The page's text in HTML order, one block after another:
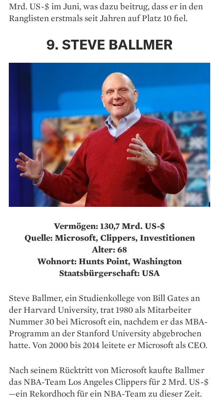
Mrd. US-$ im Juni, was dazu beitrug, dass er in den
Ranglisten erstmals seit Jahren auf Platz 10 fiel.
9. STEVE BALLMER
Vermögen: 130,7 Mrd. US-$
Quelle: Microsoft, Clippers, Investitionen
Alter: 68
Wohnort: Hunts Point, Washington
Staatsbürgerschaft: USA
Steve Ballmer, ein Studienkollege von Bill Gates an
der Harvard University, trat 1980 als Mitarbeiter
Nummer 30 bei Microsoft ein, nachdem er das MBA-
Programm an der Stanford University abgebrochen
hatte. Von 2000 bis 2014 leitete er Microsoft als CEO.
Nach seinem Rücktritt von Microsoft kaufte Ballmer
das NBA-Team Los Angeles Clippers für 2 Mrd. US-$
—ein Rekordhoch für ein NBA-Team zu dieser Zeit.